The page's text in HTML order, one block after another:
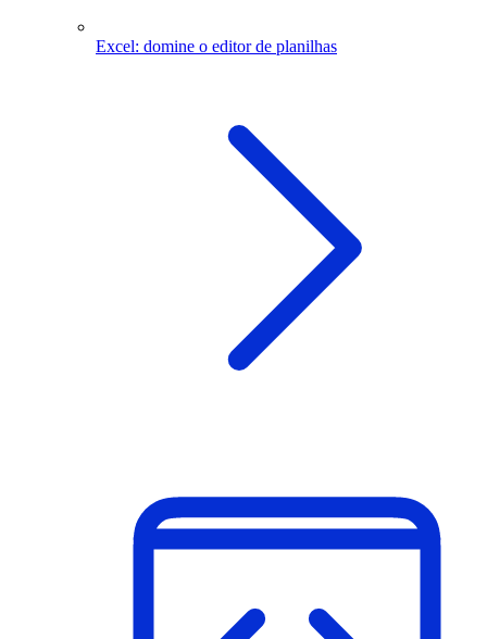
Excel: domine o editor de planilhas